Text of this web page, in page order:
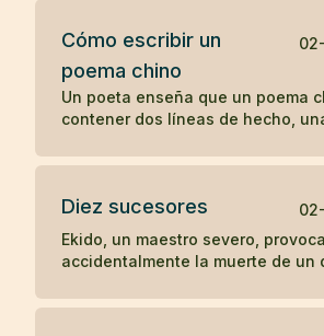
Cómo escribir un
poema chino
Un poeta enseña que un poema
contener dos líneas de hecho,
escena mínima que revela algo
Diez sucesores
Ekido, un maestro severo, provoca
accidentalmente la muerte de un
sucesores iluminados.